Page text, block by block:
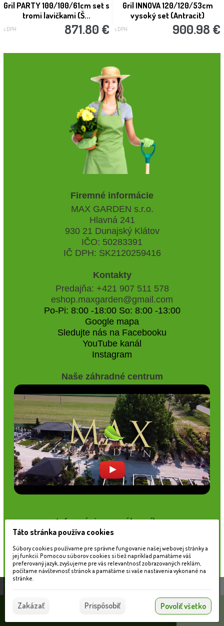
Gril PARTY 100/100/61cm set s
tromi lavičkami (Š...
s DPH 871.80 €
Gril INNOVA 120/120/53cm
vysoký set (Antracit)
s DPH 900.98 €
Firemné informácie
MAX GARDEN s.r.o.
Hlavná 241
930 21 Dunajský Klátov
IČO: 50283391
IČ DPH: SK2120259416
Kontakty
Predajňa: +421 907 511 578
eshop.maxgarden@gmail.com
Po-Pi: 8:00 -18:00 So: 8:00 -13:00
Google mapa
Sledujte nás na Facebooku
YouTube kanál
Instagram
Naše záhradné centrum
Informácie pre zákazníkov
Blog
Obchodné podmienky
Ochrana osobných údajov
Platobné možnosti
© 2026 WEXBO |www.wexbo.com | Prihlásiť
Táto stránka používa súbory cookies, ktoré nám
pomáhajú poskytovať služby. Používaním našich
služieb vyjadrujete súhlas s používaním súborov
Súhlasím
Táto stránka používa cookies
Súbory cookies používame pre správne fungovanie našej webovej stránky a
jej funkcií. Pomocou súborov cookies si tiež napríklad pamätáme váš
preferovaný jazyk, zvyšujeme pre vás relevantnosť zobrazovaných reklám,
počítame návštevnosť stránok a pamätáme si vaše nastavenia vykonané na
stránke.
Zakázať Prispôsobiť Povoliť všetko